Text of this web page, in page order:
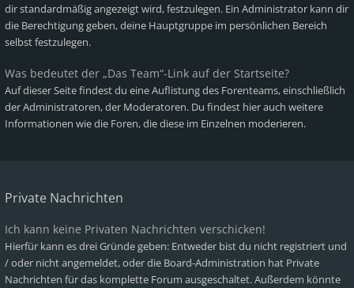
dir standardmäßig angezeigt wird, festzulegen. Ein Administrator kann dir
die Berechtigung geben, deine Hauptgruppe im persönlichen Bereich
selbst festzulegen.
Was bedeutet der „Das Team“-Link auf der Startseite?
Auf dieser Seite findest du eine Auflistung des Forenteams, einschließlich
der Administratoren, der Moderatoren. Du findest hier auch weitere
Informationen wie die Foren, die diese im Einzelnen moderieren.
Private Nachrichten
Ich kann keine Privaten Nachrichten verschicken!
Hierfür kann es drei Gründe geben: Entweder bist du nicht registriert und
/ oder nicht angemeldet, oder die Board-Administration hat Private
Nachrichten für das komplette Forum ausgeschaltet. Außerdem könnte